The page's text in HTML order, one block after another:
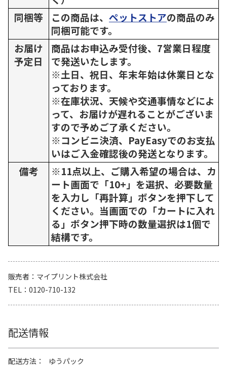
同梱等
この商品は、 ペットストアの商品のみ
同梱可能です。
お届け
予定日
商品はお申込み受付後、7営業日程度
で発送いたします。
※土日、祝日、年末年始は休業日とな
っております。
※在庫状況、天候や交通事情などによ
って、お届けが遅れることがございま
すので予めご了承ください。
※コンビニ決済、PayEasyでのお支払
いはご入金確認後の発送となります。
備考
※11点以上、ご購入希望の場合は、カ
ート画面で「10+」を選択、必要数量
を入力し「再計算」ボタンを押下して
ください。当画面での「カートに入れ
る」ボタン押下時の数量選択は1個で
結構です。
販売者
マイプリント株式会社
TEL
0120-710-132
配送情報
配送方法
ゆうパック